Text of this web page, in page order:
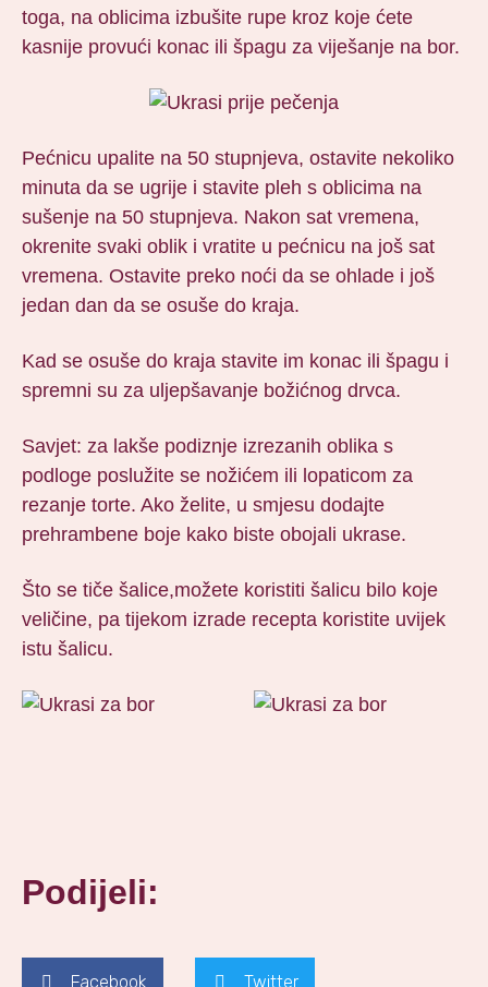
toga, na oblicima izbušite rupe kroz koje ćete
kasnije provući konac ili špagu za viješanje na bor.
Pećnicu upalite na 50 stupnjeva, ostavite nekoliko
minuta da se ugrije i stavite pleh s oblicima na
sušenje na 50 stupnjeva. Nakon sat vremena,
okrenite svaki oblik i vratite u pećnicu na još sat
vremena. Ostavite preko noći da se ohlade i još
jedan dan da se osuše do kraja.
Kad se osuše do kraja stavite im konac ili špagu i
spremni su za uljepšavanje božićnog drvca.
Savjet: za lakše podiznje izrezanih oblika s
podloge poslužite se nožićem ili lopaticom za
rezanje torte. Ako želite, u smjesu dodajte
prehrambene boje kako biste obojali ukrase.
Što se tiče šalice,možete koristiti šalicu bilo koje
veličine, pa tijekom izrade recepta koristite uvijek
istu šalicu.
Podijeli:
Facebook Twitter